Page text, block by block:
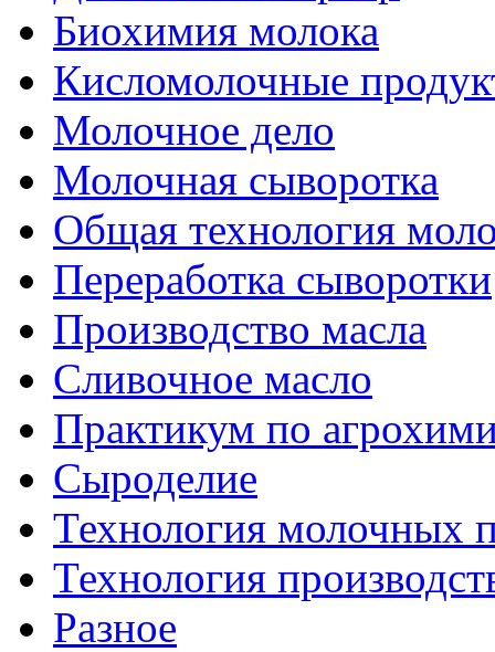
Биохимия молока
Кисломолочные
Молочное дело
Молочная сыворотка
Общая технология
Переработка сыворотки
Производство масла
Сливочное масло
Практикум по
Сыроделие
Технология молочных
Технология
Разное